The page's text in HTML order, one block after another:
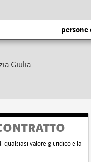
persone
Giulia
valore giuridico e la